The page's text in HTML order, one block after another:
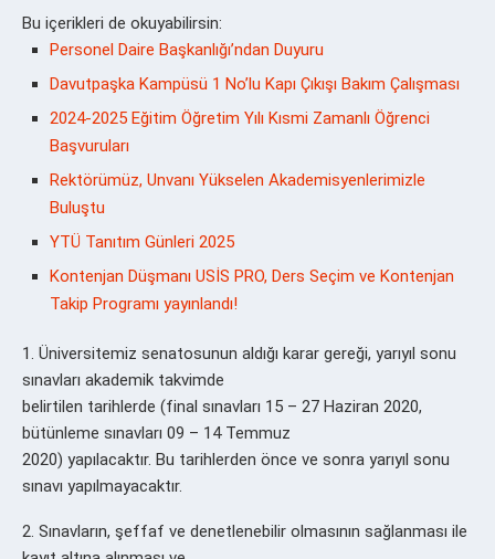
Bu içerikleri de okuyabilirsin:
Personel Daire Başkanlığı’ndan Duyuru
Davutpaşka Kampüsü 1 No’lu Kapı Çıkışı Bakım Çalışması
2024-2025 Eğitim Öğretim Yılı Kısmi Zamanlı Öğrenci
Başvuruları
Rektörümüz, Unvanı Yükselen Akademisyenlerimizle
Buluştu
YTÜ Tanıtım Günleri 2025
Kontenjan Düşmanı USİS PRO, Ders Seçim ve Kontenjan
Takip Programı yayınlandı!
1. Üniversitemiz senatosunun aldığı karar gereği, yarıyıl sonu
sınavları akademik takvimde
belirtilen tarihlerde (final sınavları 15 – 27 Haziran 2020,
bütünleme sınavları 09 – 14 Temmuz
2020) yapılacaktır. Bu tarihlerden önce ve sonra yarıyıl sonu
sınavı yapılmayacaktır.
2. Sınavların, şeffaf ve denetlenebilir olmasının sağlanması ile